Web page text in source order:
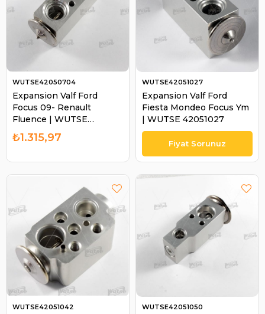
Expansion Valf Ford
Focus 09- Renault
Fluence | WUTSE
42050704
WUTSE42050704
₺1.315,97
Expansion Valf Ford
Fiesta Mondeo Focus Ym
| WUTSE 42051027
WUTSE42051027
WUTSE42051042 WUTSE42051050